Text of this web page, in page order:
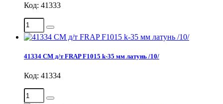
Код: 41333
41334 СМ д/т FRAP F1015 k-35 мм латунь /10/
Код: 41334